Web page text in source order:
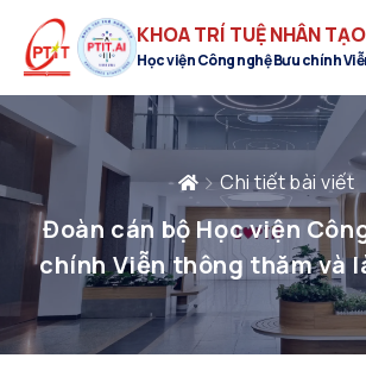
KHOA TRÍ TUỆ NHÂN TẠO
Học viện Công nghệ Bưu chính
Chi tiết bài viết
Đoàn cán bộ Học viện
chính Viễn thông thăm và
Đại học La Trobe